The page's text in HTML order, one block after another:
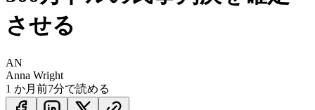
させる
AN
Anna Wright
1 か月前7分で読める